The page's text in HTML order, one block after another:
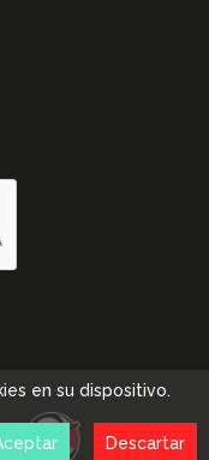
en su dispositivo.
Descartar